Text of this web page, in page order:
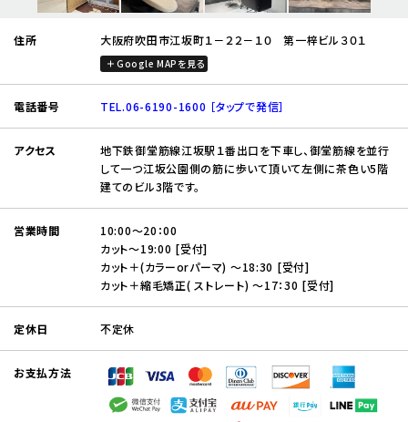
住所 大阪府吹田市江坂町１－２２－１０ 第一梓ビル３０１
Google MAPを見る
電話番号 TEL.06-6190-1600 ［タップで発信］
アクセス
地下鉄御堂筋線江坂駅１番出口を下車し、御堂筋線を並行
して一つ江坂公園側の筋に歩いて頂いて左側に茶色い5階
建てのビル3階です。
営業時間
10:00～20：00
カット～19:00 [受付]
カット＋(カラーorパーマ) ～18:30 [受付]
カット＋縮毛矯正( ストレート) ～17：30 [受付]
定休日 不定休
お支払方法